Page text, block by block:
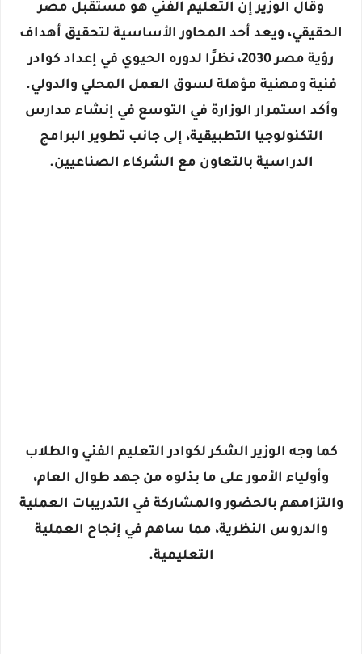
وقال الوزير إن التعليم الفني هو مستقبل مصر
الحقيقي، ويعد أحد المحاور الأساسية لتحقيق أهداف
رؤية مصر 2030
، نظرًا لدوره الحيوي في إعداد كوادر
فنية ومهنية مؤهلة لسوق العمل المحلي والدولي.
وأكد استمرار الوزارة في التوسع في إنشاء مدارس
التكنولوجيا التطبيقية، إلى جانب تطوير البرامج
الدراسية بالتعاون مع الشركاء الصناعيين.
كما وجه الوزير الشكر لكوادر التعليم الفني والطلاب
وأولياء الأمورعلى ما بذلوه من جهد طوال العام،
والتزامهم بالحضور والمشاركة في التدريبات العملية
والدروس النظرية، مما ساهم في إنجاح العملية
التعليمية.